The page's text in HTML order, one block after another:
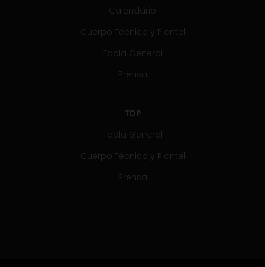
Calendario
Cuerpo Técnico y Plantel
Tabla General
Prensa
TDP
Tabla General
Cuerpo Técnico y Plantel
Prensa